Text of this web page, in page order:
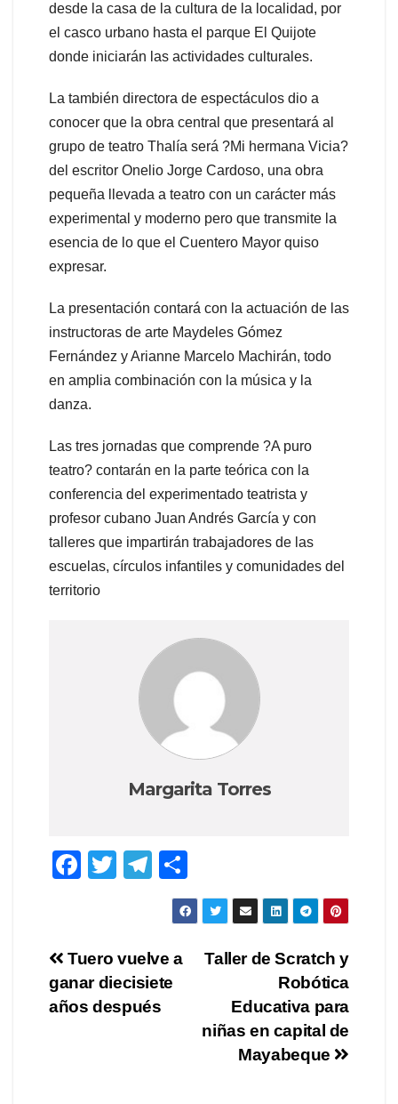
desde la casa de la cultura de la localidad, por
el casco urbano hasta el parque El Quijote
donde iniciarán las actividades culturales.
La también directora de espectáculos dio a
conocer que la obra central que presentará al
grupo de teatro Thalía será ?Mi hermana Vicia?
del escritor Onelio Jorge Cardoso, una obra
pequeña llevada a teatro con un carácter más
experimental y moderno pero que transmite la
esencia de lo que el Cuentero Mayor quiso
expresar.
La presentación contará con la actuación de las
instructoras de arte Maydeles Gómez
Fernández y Arianne Marcelo Machirán, todo
en amplia combinación con la música y la
danza.
Las tres jornadas que comprende ?A puro
teatro? contarán en la parte teórica con la
conferencia del experimentado teatrista y
profesor cubano Juan Andrés García y con
talleres que impartirán trabajadores de las
escuelas, círculos infantiles y comunidades del
territorio
Margarita Torres
F
e
b
o
T
er
T
el
gr
a
m
h
ar
Post
navigation
Taller de Scratch y
Robótica
Educativa para
niñas en capital de
Mayabeque
Tuero vuelve a
ganar diecisiete
años después